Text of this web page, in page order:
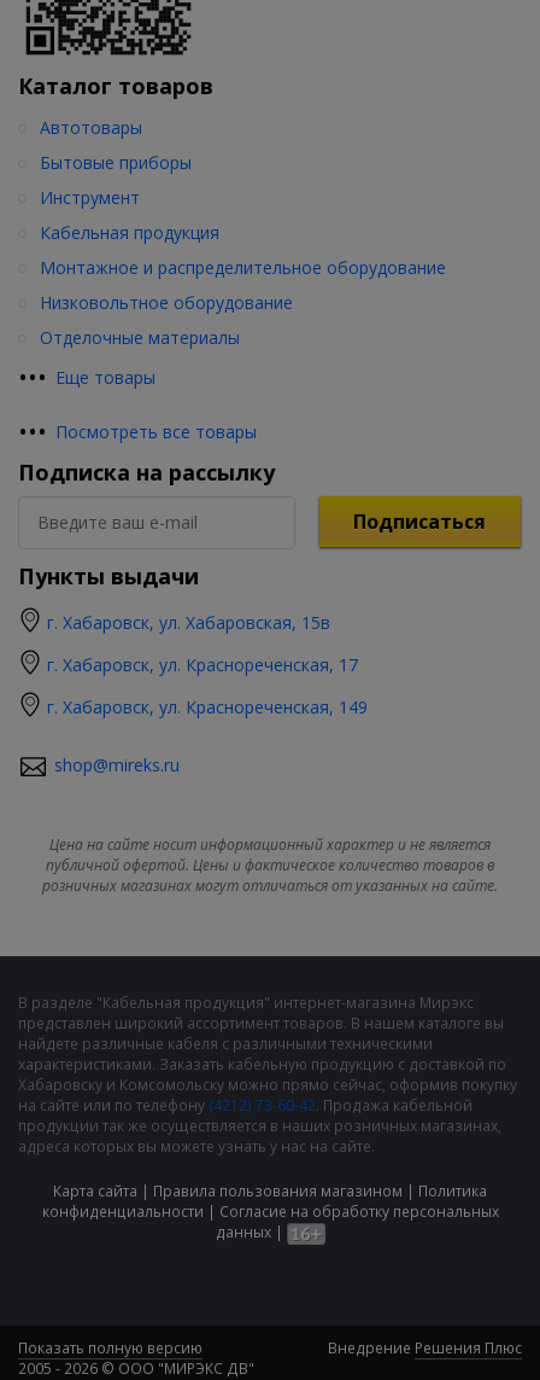
Каталог товаров
••• Еще товары
Автотовары
Бытовые приборы
Инструмент
Кабельная продукция
Монтажное и распределительное оборудование
Низковольтное оборудование
Отделочные материалы
••• Посмотреть все товары
Подписка на рассылку
Подписаться
Пункты выдачи
г. Хабаровск, ул. Хабаровская, 15в
г. Хабаровск, ул. Краснореченская, 17
г. Хабаровск, ул. Краснореченская, 149
shop@mireks.ru
Цена на сайте носит информационный характер и не является
публичной офертой. Цены и фактическое количество товаров в
розничных магазинах могут отличаться от указанных на сайте.
В разделе "Кабельная продукция" интернет-магазина Мирэкс
представлен широкий ассортимент товаров. В нашем каталоге вы
найдете различные кабеля с различными техническими
характеристиками. Заказать кабельную продукцию с доставкой по
Хабаровску и Комсомольску можно прямо сейчас, оформив покупку
на сайте или по телефону (4212) 73-60-42. Продажа кабельной
продукции так же осуществляется в наших розничных магазинах,
адреса которых вы можете узнать у нас на сайте.
Карта сайта | Правила пользования магазином | Политика
конфиденциальности | Cогласие на обработку персональных
данных|
Показать полную версию
2005 - 2026 © ООО "МИРЭКС ДВ"
Внедрение Решения Плюс